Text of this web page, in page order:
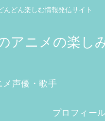
んどん楽しむ情報発信サイト
アニメの楽し
メ声優・歌手
プロフィー